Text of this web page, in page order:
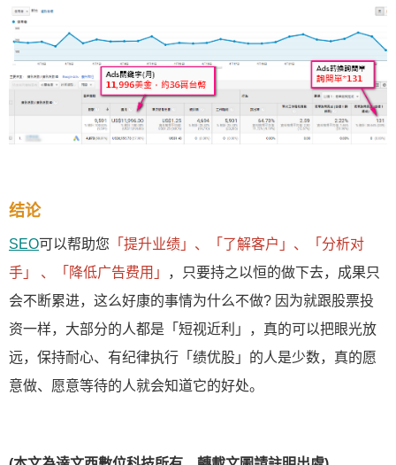
结论
SEO可以帮助您 「提升业绩」、「了解客户」、「分析对
手」 、「降低广告费用」
，只要持之以恒的做下去，成果只
会不断累进，这么好康的事情为什么不做? 因为就跟股票投
资一样，大部分的人都是「短视近利」，真的可以把眼光放
远，保持耐心、有纪律执行「绩优股」的人是少数，真的愿
意做、愿意等待的人就会知道它的好处。